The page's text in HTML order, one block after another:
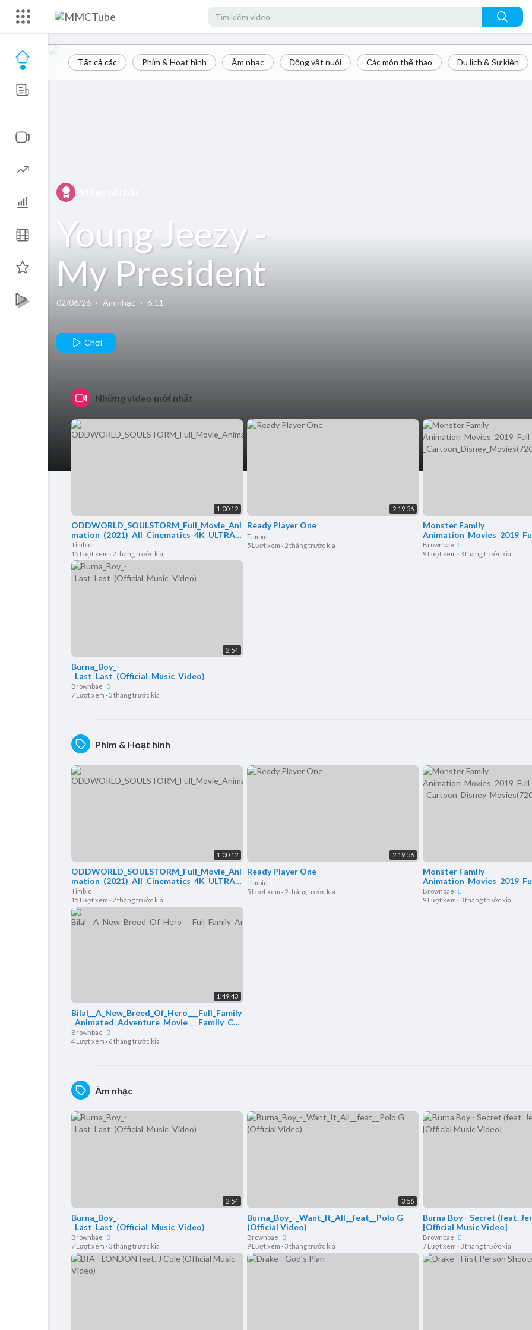
Tất cả các Phim & Hoạt hình Âm nhạc Động vật nuôi Các môn thể thao Du lịch & Sự kiện
Young Jeezy -
My President
ft Nas (Official
Music Video)
02/06/26 · Âm nhạc · 6:11
Chơi
Những video mới nhất
1:00:12
ODDWORLD_SOULSTORM_Full_Movie_Ani
mation_(2021)_All_Cinematics_4K_ULTRA_
HD
Timbid
15 Lượt xem · 2 tháng trước kia
2:19:56
Ready Player One
Timbid
5 Lượt xem · 2 tháng trước kia
Monster Family
sh_-
Brownbae
9 Lượt xem · 3 tháng trước kia
2:54
Burna_Boy_-
_Last_Last_(Official_Music_Video)
Brownbae
7 Lượt xem · 3 tháng trước kia
Phim & Hoạt hình
1:00:12
ODDWORLD_SOULSTORM_Full_Movie_Ani
mation_(2021)_All_Cinematics_4K_ULTRA_
HD
Timbid
15 Lượt xem · 2 tháng trước kia
2:19:56
Ready Player One
Timbid
5 Lượt xem · 2 tháng trước kia
Monster Family
sh_-
Brownbae
9 Lượt xem · 3 tháng trước kia
1:49:43
Bilal__A_New_Breed_Of_Hero___Full_Family
_Animated_Adventure_Movie___Family_Cen
tral
Brownbae
4 Lượt xem · 6 tháng trước kia
Âm nhạc
2:54
Burna_Boy_-
_Last_Last_(Official_Music_Video)
Brownbae
7 Lượt xem · 3 tháng trước kia
3:56
Burna_Boy_-_Want_It_All__feat__Polo G
(Official Video)
Brownbae
9 Lượt xem · 3 tháng trước kia
Burna Boy - Secret (feat.
[Official Music Video]
Brownbae
7 Lượt xem · 3 tháng trước kia